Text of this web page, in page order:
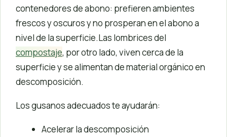
contenedores de abono: prefieren ambientes
frescos y oscuros y no prosperan en el abono a
nivel de la superficie.Las lombrices del
compostaje, por otro lado, viven cerca de la
superficie y se alimentan de material orgánico en
descomposición.
Los gusanos adecuados te ayudarán:
Acelerar la descomposición